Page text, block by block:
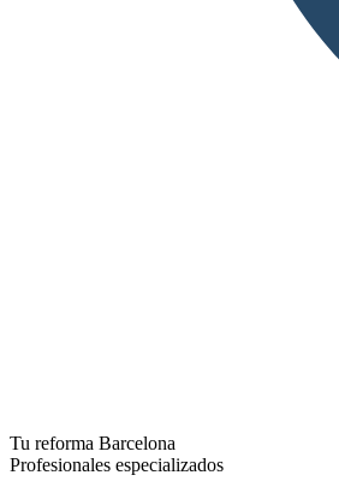
Tu reforma Barcelona
Profesionales especializados